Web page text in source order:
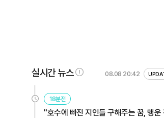
실시간 뉴스 08.08 20:42
18분전
"호수에 빠진 지인들 구해주는 꿈, 행운